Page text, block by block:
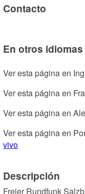
Contacto
En otros idiomas
Ver esta página en
Ver esta página en
Ver esta página en
Ver esta página en
vivo
Descripción
Freier Rundfunk